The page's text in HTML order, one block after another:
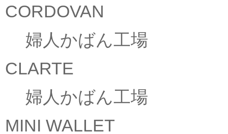
CORDOVAN
婦人かばん工場
CLARTE
婦人かばん工場
MINI WALLET